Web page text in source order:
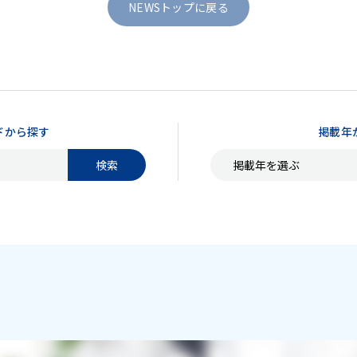
NEWSトップに戻る
から探す 掲載年